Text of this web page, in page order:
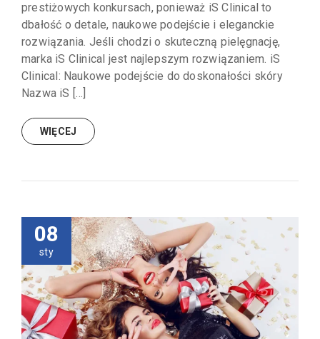
prestiżowych konkursach, ponieważ iS Clinical to
dbałość o detale, naukowe podejście i eleganckie
rozwiązania. Jeśli chodzi o skuteczną pielęgnację,
marka iS Clinical jest najlepszym rozwiązaniem. iS
Clinical: Naukowe podejście do doskonałości skóry
Nazwa iS […]
WIĘCEJ
08
sty